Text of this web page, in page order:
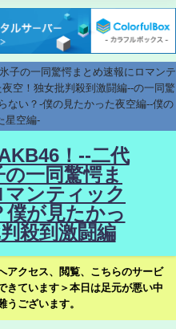
子の一同驚愕まとめ速報にロマンテ
空！独女批判殺到激闘編--の一同驚
ない？-僕の見たかった夜空編--僕の
星空編-
！--二代
の一同驚愕ま
マンティック
僕が見たかっ
殺到激闘編
アクセス、閲覧、こちらのサービ
きています＞本日は足元が悪い中
うございます。